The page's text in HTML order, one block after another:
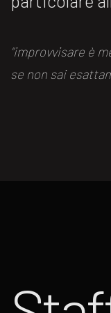
“improvvisare è
se non sai